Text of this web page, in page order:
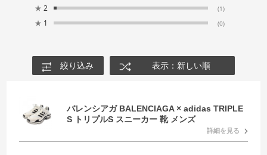
★ 2 (1)
★ 1 (0)
絞り込み 表示：新しい順
バレンシアガ BALENCIAGA × adidas TRIPLE
S トリプルS スニーカー 靴 メンズ
詳細を見る